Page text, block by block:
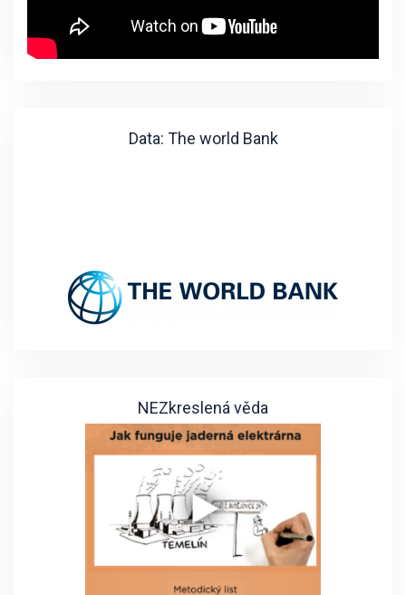
Data: The world Bank
NEZkreslená věda